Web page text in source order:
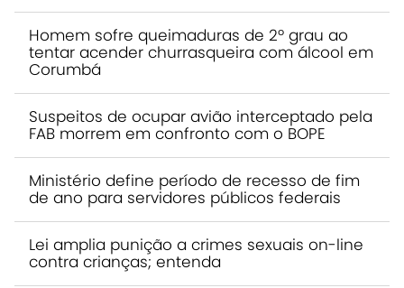
Homem sofre queimaduras de 2º grau ao
tentar acender churrasqueira com álcool em
Corumbá
Suspeitos de ocupar avião interceptado pela
FAB morrem em confronto com o BOPE
Ministério define período de recesso de fim
de ano para servidores públicos federais
Lei amplia punição a crimes sexuais on-line
contra crianças; entenda